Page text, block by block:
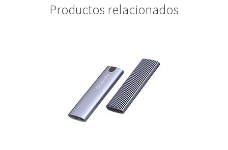
Productos relacionados